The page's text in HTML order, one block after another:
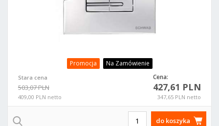
Promocja Na Zamówienie
Stara cena
503,07 PLN
409,00 PLN netto
Cena:
427,61 PLN
347,65 PLN netto
do koszyka